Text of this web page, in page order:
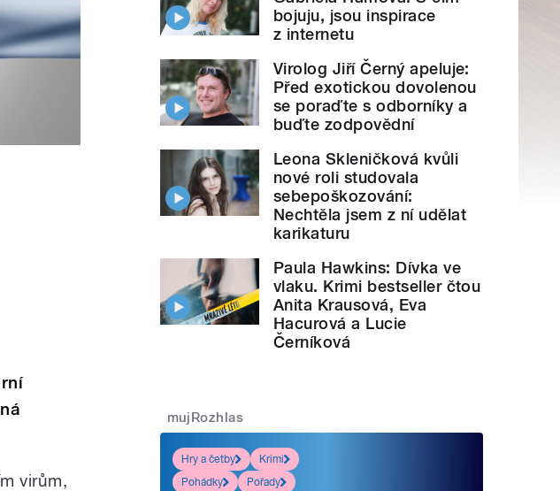
virům,
bojuju, jsou inspirace
z internetu
Virolog Jiří Černý apeluje:
Před exotickou dovolenou
se poraďte s odborníky a
buďte zodpovědní
Leona Skleničková kvůli
nové roli studovala
sebepoškozování:
Nechtěla jsem z ní udělat
karikaturu
Paula Hawkins: Dívka ve
vlaku. Krimi bestseller čtou
Anita Krausová, Eva
Hacurová a Lucie
Černíková
mujRozhlas
Hry a četby
Krimi
Pohádky
Pořady